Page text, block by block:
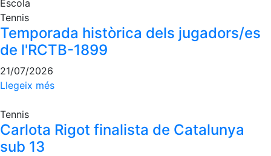
Escola
Tennis
Temporada històrica dels jugadors/es
de l'RCTB-1899
21/07/2026
Llegeix més
Tennis
Carlota Rigot finalista de Catalunya
sub 13